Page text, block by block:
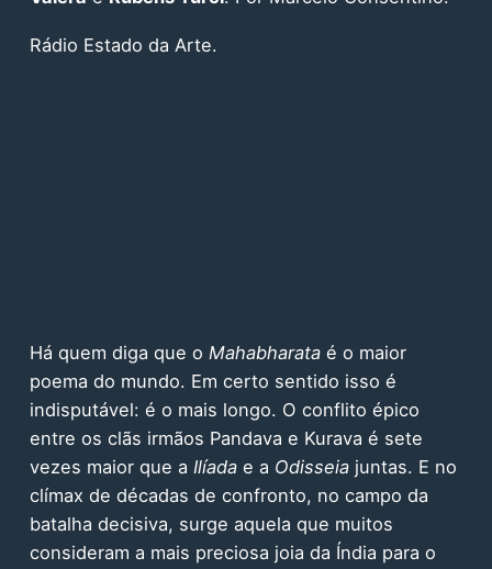
Rádio Estado da Arte.
Há quem diga que o Mahabharataé o maior
poema do mundo. Em certo sentido isso é
indisputável: é o mais longo. O conflito épico
entre os clãs irmãos Pandava e Kurava é sete
vezes maior que a Ilíada e a Odisseiajuntas. E no
clímax de décadas de confronto, no campo da
batalha decisiva, surge aquela que muitos
consideram a mais preciosa joia da Índia para o